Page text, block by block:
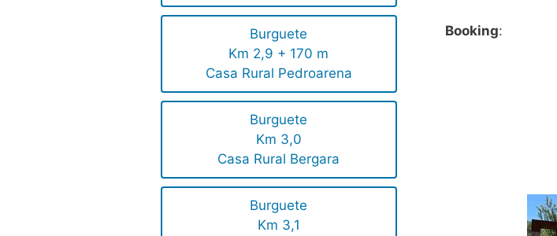
Burguete
Km 2,9 + 170 m
Casa Rural Pedroarena
Burguete
Km 3,0
Casa Rural Bergara
Burguete
Km 3,1
Booking: